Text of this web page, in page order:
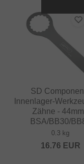
SD
Innenlager-
Zähne -
BSA/BB30/
0.3 kg
16.76 EUR